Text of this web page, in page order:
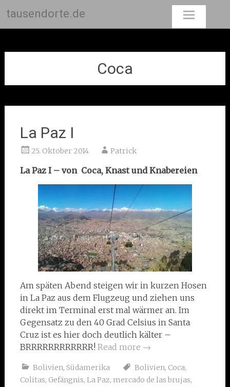
tausendorte.de
Coca
La Paz I
25. Oktober 2014 Patrick
La Paz I – von Coca, Knast und Knabereien
Am späten Abend steigen wir in kurzen Hosen
in La Paz aus dem Flugzeug und ziehen uns
direkt im Terminal erst mal wärmer an. Im
Gegensatz zu den 40 Grad Celsius in Santa
Cruz ist es hier doch deutlich kälter –
BRRRRRRRRRRRR! Read more →
Bolivien, Südamerika Bolivien, Coca,
Colitas, Gefängnis, La Paz, mercado de las brujas,